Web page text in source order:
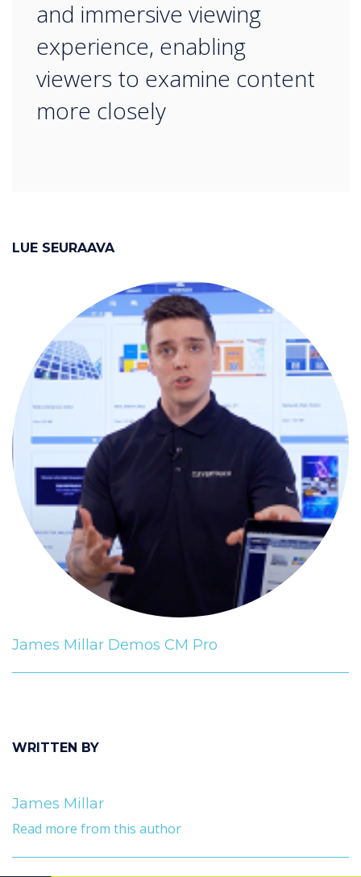
WRITTEN BY
James Millar
Read more from this author
LUE SEURAAVA
James Millar Demos CM Pro
and immersive viewing
experience, enabling
viewers to examine content
more closely